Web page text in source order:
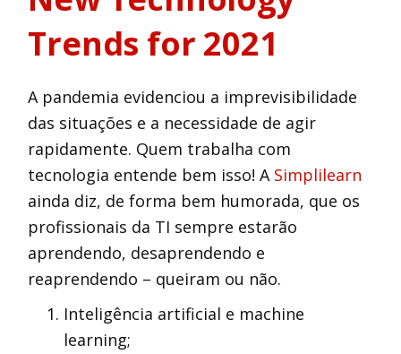
Trends for 2021
A pandemia evidenciou a imprevisibilidade
das situações e a necessidade de agir
rapidamente. Quem trabalha com
tecnologia entende bem isso! A Simplilearn
ainda diz, de forma bem humorada, que os
profissionais da TI sempre estarão
aprendendo, desaprendendo e
reaprendendo – queiram ou não.
Inteligência artificial e machine
learning;